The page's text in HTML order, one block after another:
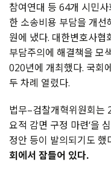
참여연대 등 64개 시민
한 소송비용 부담을 개
원에 냈다. 대한변호사협
부담주의에 해결책을 모
020년에 개최했다. 국회
두 차례 열렸다.
법무–검찰개혁위원회는
요적 감면 구정 마련‘을
정안 등이 발의되기도 했
회에서 잠들어 있다.